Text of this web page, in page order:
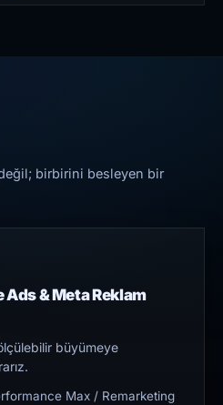
birbirini besleyen bir
& Meta Reklam
büyümeye
Max / Remarketing